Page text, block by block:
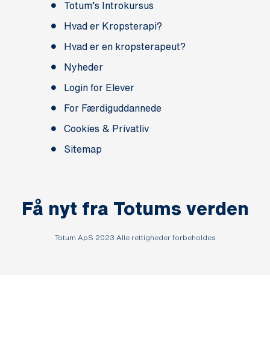
Totum’s Introkursus
Hvad er Kropsterapi?
Hvad er en kropsterapeut?
Nyheder
Login for Elever
For Færdiguddannede
Cookies & Privatliv
Sitemap
Få nyt fra Totums verden
Totum ApS 2023 Alle rettigheder forbeholdes